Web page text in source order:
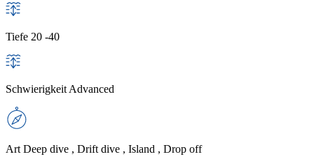
Tiefe 20 -40
Schwierigkeit Advanced
Art Deep dive , Drift dive , Island , Drop off